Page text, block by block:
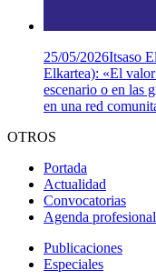
25/05/2026Itsaso
Elkartea): «El
escenario o en las
en una red
OTROS
Portada
Actualidad
Convocatorias
Agenda profesional
Publicaciones
Especiales